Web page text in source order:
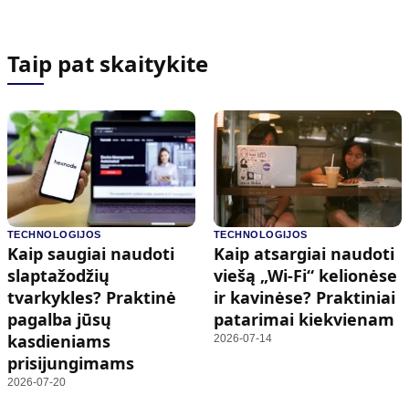
Taip pat skaitykite
TECHNOLOGIJOS
Kaip saugiai naudoti
slaptažodžių
tvarkykles? Praktinė
pagalba jūsų
kasdieniams
prisijungimams
2026-07-20
TECHNOLOGIJOS
Kaip atsargiai naudoti
viešą „Wi-Fi“ kelionėse
ir kavinėse? Praktiniai
patarimai kiekvienam
2026-07-14